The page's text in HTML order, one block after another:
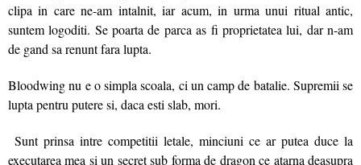
clipa in care ne-am intalnit, iar acum, in urma unui ritual antic,
suntem logoditi. Se poarta de parca as fi proprietatea lui, dar n-am
de gand sa renunt fara lupta.
Bloodwing nu e o simpla scoala, ci un camp de batalie. Supremii se
lupta pentru putere si, daca esti slab, mori.
Sunt prinsa intre competitii letale, minciuni ce ar putea duce la
executarea mea si un secret sub forma de dragon ce atarna deasupra